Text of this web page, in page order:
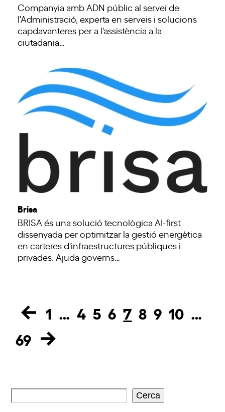
Companyia amb ADN públic al servei de
l'Administració, experta en serveis i solucions
capdavanteres per a l'assistència a la
ciutadania…
Brisa
BRISA és una solució tecnològica AI-first
dissenyada per optimitzar la gestió energètica
en carteres d'infraestructures públiques i
privades. Ajuda governs…
Page
1 … Page
4 Page
5 Page
6 Page
7 Page
8 Page
9 Page
10 …
Page
69
Cerca